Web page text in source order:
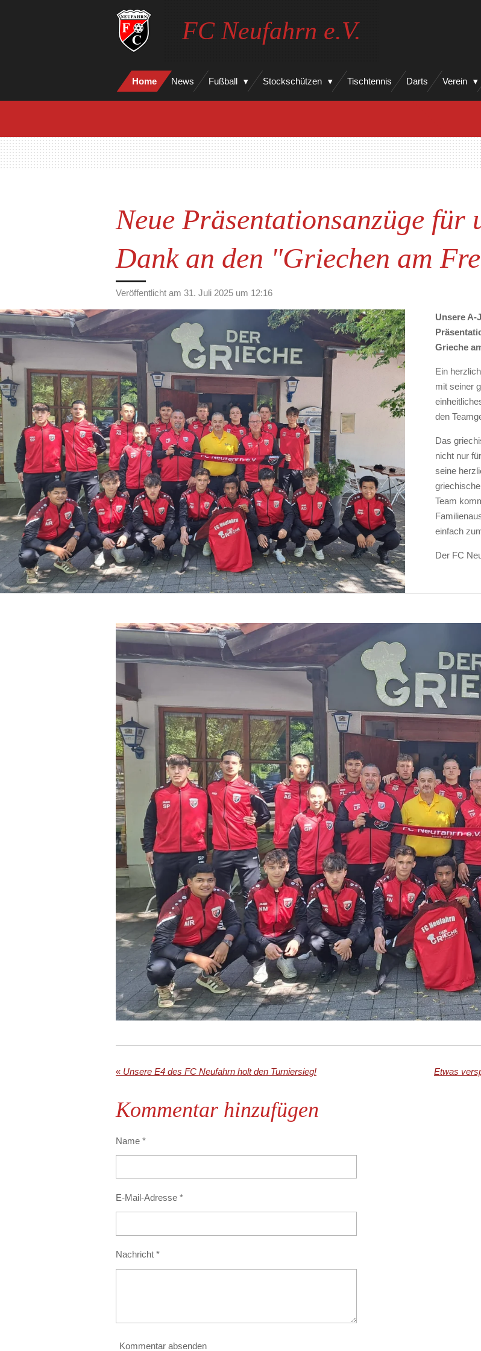
FC Neufahrn e.V.
Home News Fußball Stockschützen Tischtennis Darts Verein
Neue Präsentationsanzüge für
Dank an den "Griechen am
Veröffentlicht am 31. Juli 2025 um 12:16
Unsere A-
Grieche
Ein
mit seiner
den
Das
nicht nur
seine
Team
einfach
Der FC
« Unsere E4 des FC Neufahrn holt den Turniersieg!
Kommentar hinzufügen
Name *
E-Mail-Adresse *
Nachricht *
Kommentar absenden